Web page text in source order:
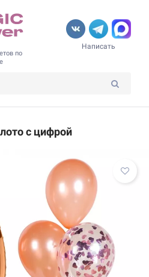
по
Написать
с цифрой